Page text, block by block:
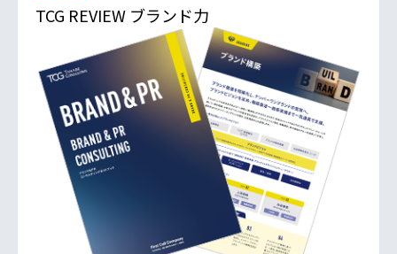
TCG REVIEW ブランド力